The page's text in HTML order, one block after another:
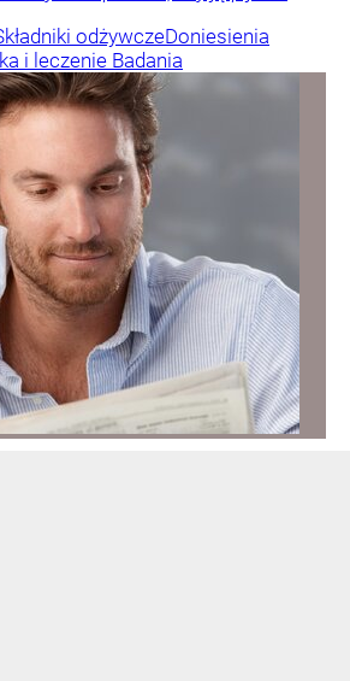
odżywczeDoniesienia
i leczenie Badania